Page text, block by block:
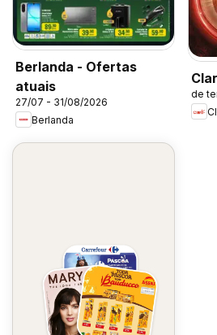
Berlanda - Ofertas
atuais
27/07 - 31/08/2026
Berlanda
de